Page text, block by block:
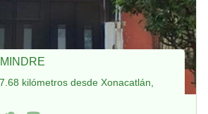
kilómetros desde Xonacatlán,